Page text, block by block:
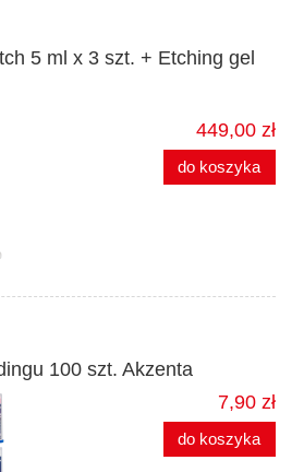
5 ml x 3 szt. + Etching gel
449,00 zł
do koszyka
100 szt. Akzenta
7,90 zł
do koszyka